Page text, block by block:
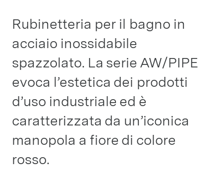
Rubinetteria per il bagno in
acciaio inossidabile
spazzolato. La serie AW/PIPE
evoca l’estetica dei prodotti
d’uso industriale ed è
caratterizzata da un’iconica
manopola a fiore di colore
rosso.